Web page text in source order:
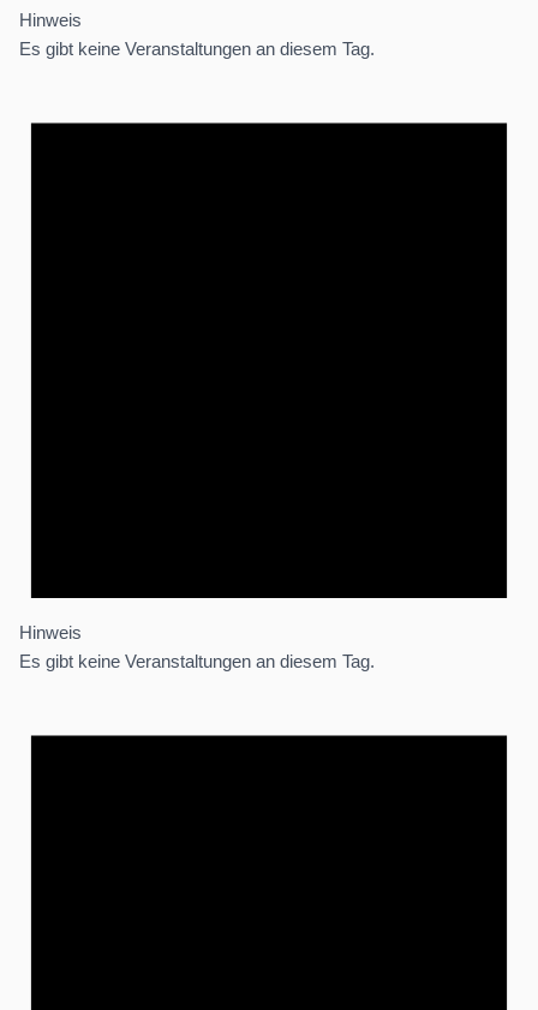
Hinweis
Es gibt keine Veranstaltungen an diesem Tag.
Hinweis
Es gibt keine Veranstaltungen an diesem Tag.